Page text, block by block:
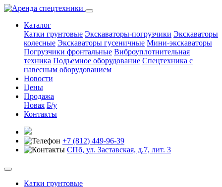
Каталог
Катки грунтовые Экскаваторы-погрузчики Экскаваторы
колесные Экскаваторы гусеничные Мини-экскаваторы
Погрузчики фронтальные Виброуплотнительная
техника Подъемное оборудование Спецтехника с
навесным оборудованием
Новости
Цены
Продажа
Новая Б/у
Контакты
+7 (812) 449-96-39
СПб, ул. Заставская, д.7, лит. 3
Катки грунтовые